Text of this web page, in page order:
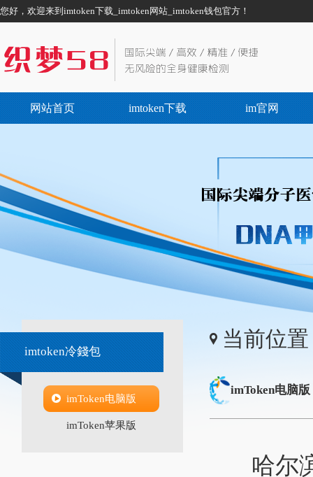
您好，欢迎来到imtoken下载_imtoken网站_imtoken钱包官方！
网站首页 imtoken下载 im官网
imtoken冷錢包
imToken电脑版
imToken苹果版
当前位
imToken电脑版
哈尔